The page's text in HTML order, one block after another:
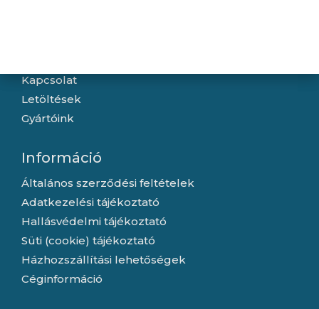
Kapcsolat
Letöltések
Gyártóink
Információ
Általános szerződési feltételek
Adatkezelési tájékoztató
Hallásvédelmi tájékoztató
Süti (cookie) tájékoztató
Házhozszállítási lehetőségek
Céginformáció